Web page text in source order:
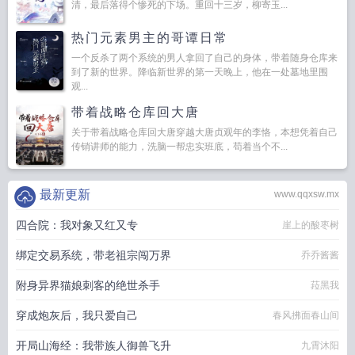
清，最后落得个惨死的下场。重回十三岁，柳寄玉...
热门元素男主的哥谭日常
一个反杀了两个系统的男人拿回了自己的身体，带着随身仓库来
到了新的世界。降临新世界的第一天晚上，他在一处墓地里围
观...
带着战略仓库回大唐
关于带着战略仓库回大唐穿越大唐贞观年的李恪，本想凭着自己
传销讲师的能力，洗脑一帮忠实班底，苟着当个不...
www.qqxsw.mx
最新更新
四合院：我对象又红又专 崖上的酸枣树
绑定交易系统，带老祖宗闯万界 乔乔酱酱
附身异界猫娘刺客的绝世杀手 菈黑我
穿成炮灰后，我只爱自己 春风拂面春山间
开局山海经：我带族人御兽飞升 九霄沐阳